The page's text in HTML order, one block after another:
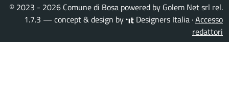
© 2023 - 2026 Comune di Bosa powered by Golem Net srl rel.
1.7.3 — concept & design by
Designers Italia ·Accesso
redattori